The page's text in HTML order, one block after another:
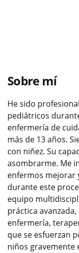
Sobre mí
He sido
pediátricos
enfermería de
más de 13 años.
con niñez. Su
asombrarme. Me
enfermos mejorar
durante este
equipo
práctica
enfermería,
que se esfuerzan
niños gravemente